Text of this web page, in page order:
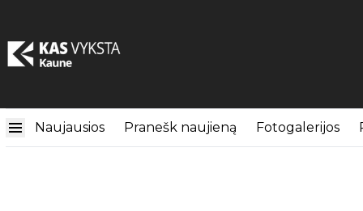
Naujausios Pranešk naujieną Fotogalerijos